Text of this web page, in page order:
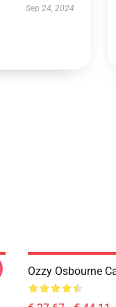
Sep 24, 2024
Ozzy Osbourne